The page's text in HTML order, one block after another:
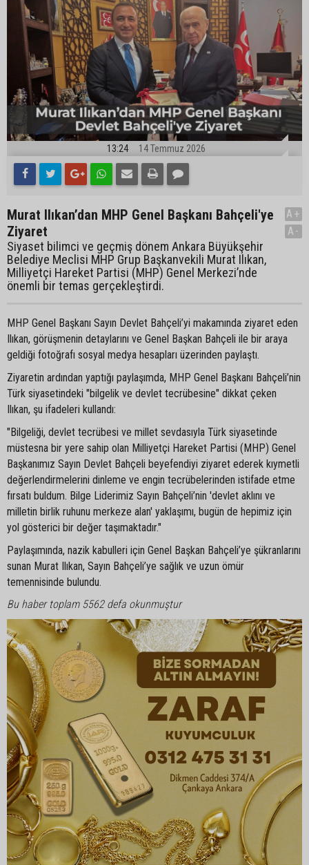
13:24 14 Temmuz 2026
Murat Ilıkan’dan MHP Genel Başkanı Bahçeli'ye
Ziyaret
Siyaset bilimci ve geçmiş dönem Ankara Büyükşehir
Belediye Meclisi MHP Grup Başkanvekili Murat Ilıkan,
Milliyetçi Hareket Partisi (MHP) Genel Merkezi’nde
önemli bir temas gerçekleştirdi.
A+
A-
MHP Genel Başkanı Sayın Devlet Bahçeli’yi makamında ziyaret eden
Ilıkan, görüşmenin detaylarını ve Genel Başkan Bahçeli ile bir araya
geldiği fotoğrafı sosyal medya hesapları üzerinden paylaştı.
Ziyaretin ardından yaptığı paylaşımda, MHP Genel Başkanı Bahçeli’nin
Türk siyasetindeki "bilgelik ve devlet tecrübesine" dikkat çeken
Ilıkan, şu ifadeleri kullandı:
"Bilgeliği, devlet tecrübesi ve millet sevdasıyla Türk siyasetinde
müstesna bir yere sahip olan Milliyetçi Hareket Partisi (MHP) Genel
Başkanımız Sayın Devlet Bahçeli beyefendiyi ziyaret ederek kıymetli
değerlendirmelerini dinleme ve engin tecrübelerinden istifade etme
fırsatı buldum. Bilge Liderimiz Sayın Bahçeli’nin 'devlet aklını ve
milletin birlik ruhunu merkeze alan' yaklaşımı, bugün de hepimiz için
yol gösterici bir değer taşımaktadır."
Paylaşımında, nazik kabulleri için Genel Başkan Bahçeli’ye şükranlarını
sunan Murat Ilıkan, Sayın Bahçeli’ye sağlık ve uzun ömür
temennisinde bulundu.
Bu haber toplam 5562 defa okunmuştur